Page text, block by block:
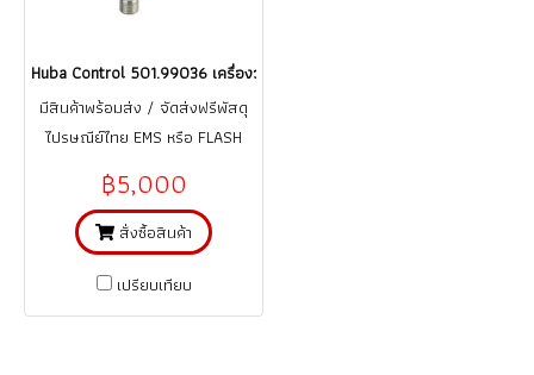
Huba Control 501.99036 เครื่องวัดแรงดัน Pressure Transmitter
มีสินค้าพร้อมส่ง / จัดส่งฟรีพัสดุ
ไปรษณีย์ไทย EMS หรือ FLASH
(จากการใช้งานที่ถูกต้อง ตามคู่มือ)
฿5,000
สั่งซื้อสินค้า
เปรียบเทียบ